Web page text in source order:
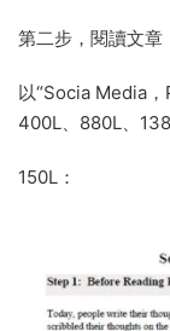
第二步，閱讀文章
以“Socia Media，
400L、880L、
150L：